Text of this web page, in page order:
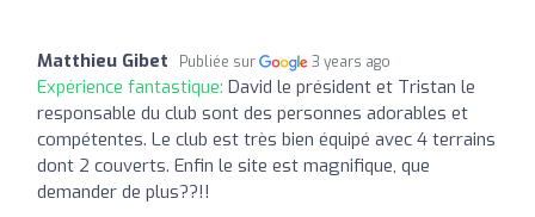
Matthieu Gibet Publiée sur 3 years ago
Expérience fantastique: David le président et Tristan le
responsable du club sont des personnes adorables et
compétentes. Le club est très bien équipé avec 4 terrains
dont 2 couverts. Enfin le site est magnifique, que
demander de plus??!!